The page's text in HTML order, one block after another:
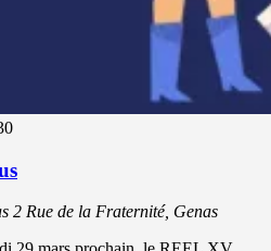
2 Rue de la Fraternité, Genas